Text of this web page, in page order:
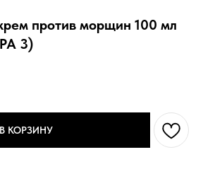
против морщин 100 мл
3)
В КОРЗИНУ